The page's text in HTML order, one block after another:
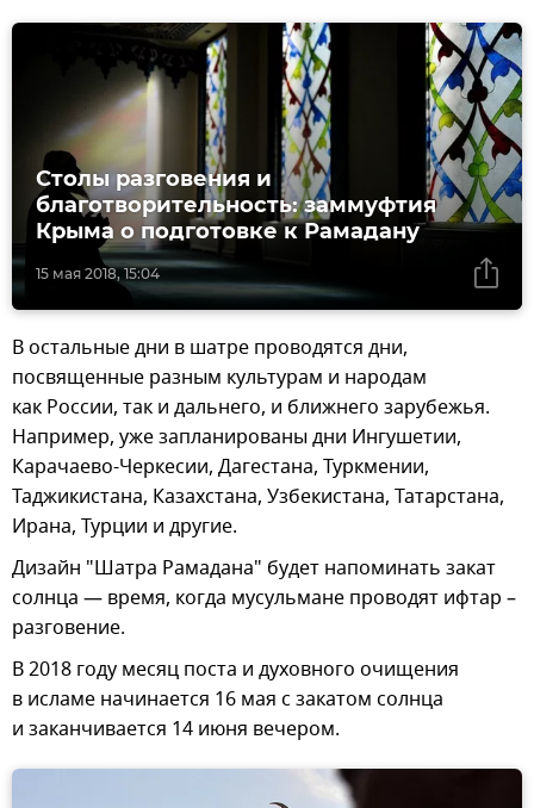
15 мая 2018, 15:04
Столы разговения и
благотворительность: заммуфтия
Крыма о подготовке к Рамадану
В остальные дни в шатре проводятся дни,
посвященные разным культурам и народам
как России, так и дальнего, и ближнего зарубежья.
Например, уже запланированы дни Ингушетии,
Карачаево-Черкесии, Дагестана, Туркмении,
Таджикистана, Казахстана, Узбекистана, Татарстана,
Ирана, Турции и другие.
Дизайн "Шатра Рамадана" будет напоминать закат
солнца — время, когда мусульмане проводят ифтар –
разговение.
В 2018 году месяц поста и духовного очищения
в исламе начинается 16 мая с закатом солнца
и заканчивается 14 июня вечером.